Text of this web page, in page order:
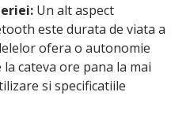
Un alt aspect
este durata de viata a
ofera o autonomie
cateva ore pana la mai
si specificatiile